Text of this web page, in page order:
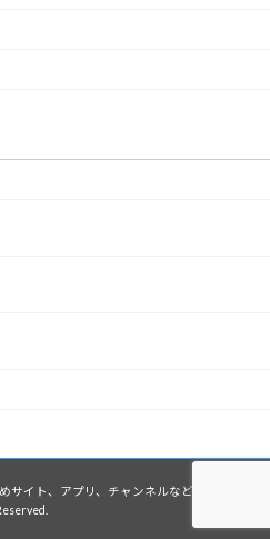
サイト、アプリ、チャンネルなど】 All Rights